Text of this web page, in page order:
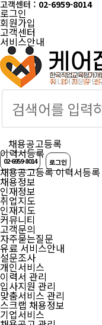
고객센터 : 02-6959-8014
로그인
회원가입
고객센터
서비스안내
채용공고등록
이력서등록
02-6959-8014 로그인
채용공고등록이력서등록
채용정보
인재정보
취업지도
인재지도
커뮤니티
고객문의
자주묻는질문
유료 서비스안내
설문조사
개인서비스
이력서 관리
입사지원 관리
맞춤서비스 관리
스크랩 채용정보
기업서비스